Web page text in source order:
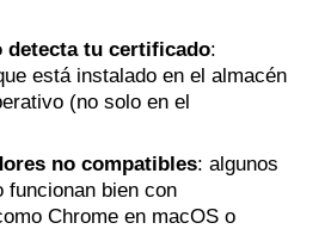
detecta tu certificado:
está instalado en el almacén
(no solo en el
no compatibles: algunos
funcionan bien con
Chrome en macOS o